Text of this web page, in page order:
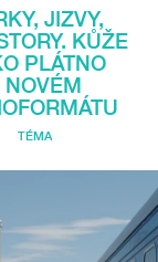
JIZVY,
KŮŽE
PLÁTNO
NOVÉM
TÉMA